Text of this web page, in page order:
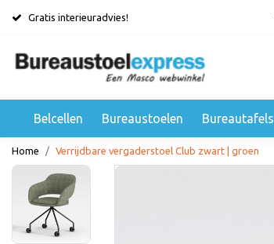
Gratis interieuradvies!
Belcellen Bureaustoelen Bureautafels
Home Verrijdbare vergaderstoel Club zwart | groen